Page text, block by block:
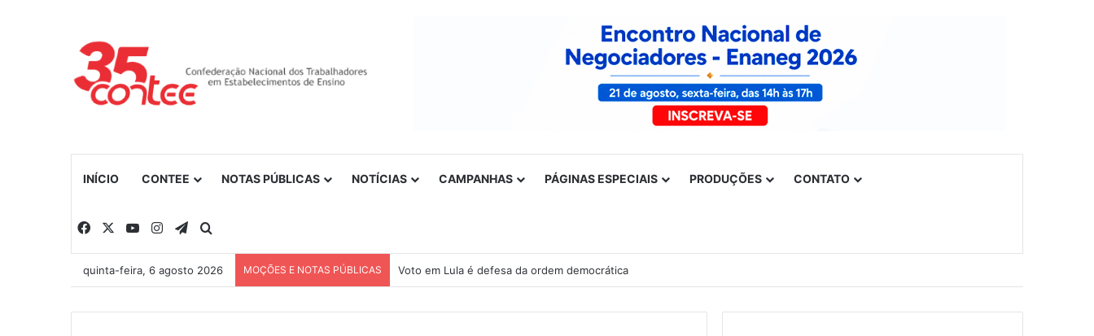
INÍCIO CONTEE NOTAS PÚBLICAS NOTÍCIAS CAMPANHAS PÁGINAS ESPECIAIS PRODUÇÕES CONTATO
Facebook YouTubeInstagramTelegram
quinta-feira, 6 agosto 2026 MOÇÕES E NOTAS PÚBLICAS Nota de solidariedade ao povo venezuelano